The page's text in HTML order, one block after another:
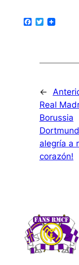
Facebook
Twitter
←
Real
Borussia
alegría a
corazón!